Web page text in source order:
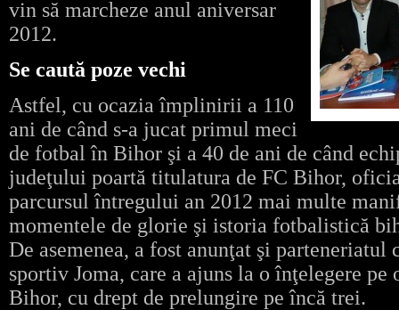
vin să marcheze anul aniversar
2012.
Se caută poze vechi
Astfel, cu ocazia împlinirii a 110
ani de când s-a jucat primul meci
de fotbal în Bihor şi a 40 de ani de când
judeţului poartă titulatura de FC Bihor,
parcursul întregului an 2012 mai multe
momentele de glorie şi istoria fotbalistică
De asemenea, a fost anunţat şi parteneriatul
sportiv Joma, care a ajuns la o înţelegere
Bihor, cu drept de prelungire pe încă trei.